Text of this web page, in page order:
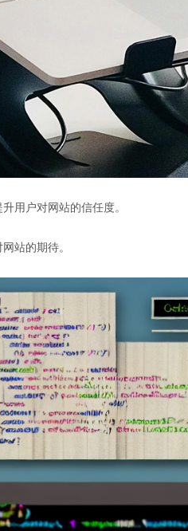
用户对网站的信任度。
站的期待。